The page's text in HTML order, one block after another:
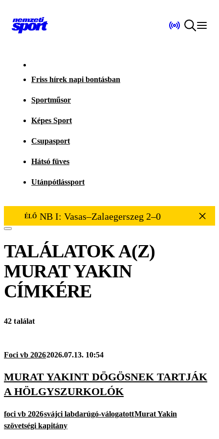
Friss hírek napi bontásban
Sportműsor
Képes Sport
Csupasport
Hátsó füves
Utánpótlássport
ÉLŐ NB I: Vasas–Zalaegerszeg 2–0
TALÁLATOK A(Z)
MURAT YAKIN
CÍMKÉRE
42 találat
Foci vb 20262026.07.13. 10:54
MURAT YAKINT DÖGÖSNEK TARTJÁK
A HÖLGYSZURKOLÓK
foci vb 2026svájci labdarúgó-válogatottMurat Yakin
szövetségi kapitány